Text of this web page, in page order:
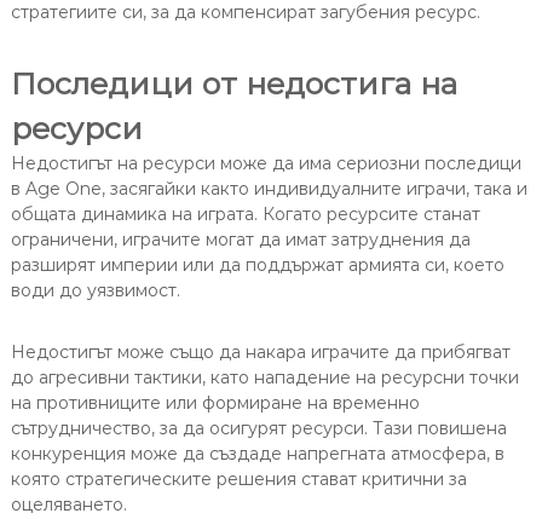
стратегиите си, за да компенсират загубения ресурс.
Последици от недостига на
ресурси
Недостигът на ресурси може да има сериозни последици
в Age One, засягайки както индивидуалните играчи, така и
общата динамика на играта. Когато ресурсите станат
ограничени, играчите могат да имат затруднения да
разширят империи или да поддържат армията си, което
води до уязвимост.
Недостигът може също да накара играчите да прибягват
до агресивни тактики, като нападение на ресурсни точки
на противниците или формиране на временно
сътрудничество, за да осигурят ресурси. Тази повишена
конкуренция може да създаде напрегната атмосфера, в
която стратегическите решения стават критични за
оцеляването.